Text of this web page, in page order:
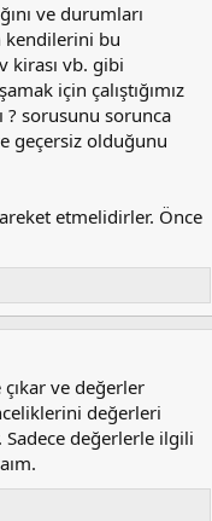
ve durumları
kendilerini bu
kirası vb. gibi
için çalıştığımız
? sorusunu sorunca
geçersiz olduğunu
etmelidirler. Önce
çıkar ve değerler
değerleri
Sadece değerlerle ilgili